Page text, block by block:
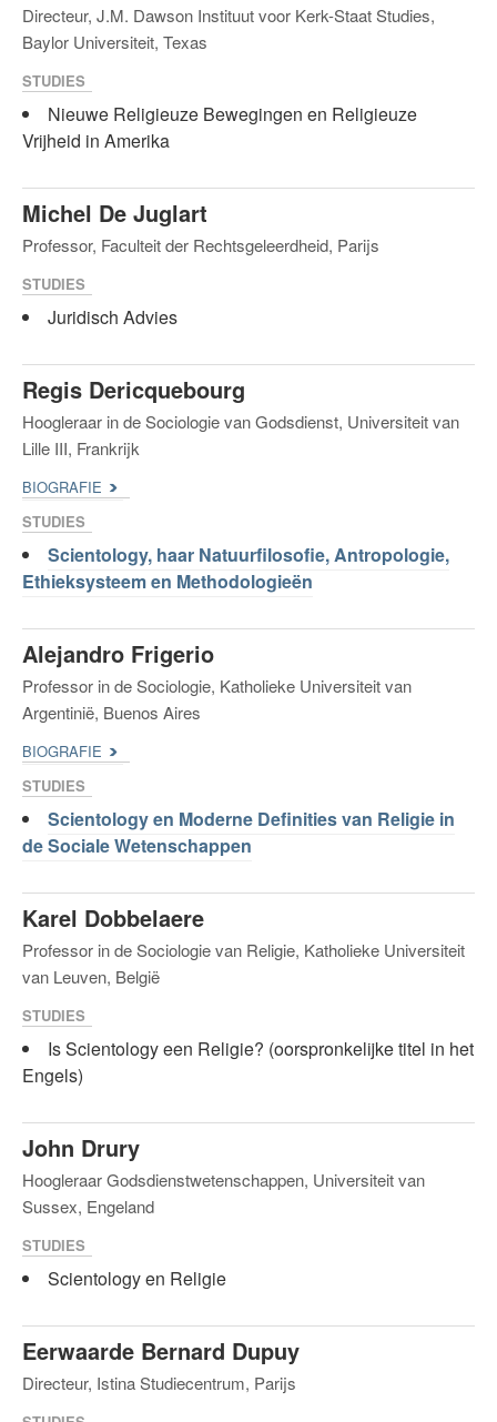
Directeur, J.M. Dawson Instituut voor Kerk-Staat Studies,
Baylor Universiteit, Texas
STUDIES
Nieuwe Religieuze Bewegingen en Religieuze
Vrijheid in Amerika
Michel De Juglart
Professor, Faculteit der Rechtsgeleerdheid, Parijs
STUDIES
Juridisch Advies
Regis Dericquebourg
Hoogleraar in de Sociologie van Godsdienst, Universiteit van
Lille III, Frankrijk
BIOGRAFIE
STUDIES
Scientology, haar Natuurfilosofie, Antropologie,
Ethieksysteem en Methodologieën
Alejandro Frigerio
Professor in de Sociologie, Katholieke Universiteit van
Argentinië, Buenos Aires
BIOGRAFIE
STUDIES
Scientology en Moderne Definities van Religie in
de Sociale Wetenschappen
Karel Dobbelaere
Professor in de Sociologie van Religie, Katholieke Universiteit
van Leuven, België
STUDIES
Is Scientology een Religie? (oorspronkelijke titel in het
Engels)
John Drury
Hoogleraar Godsdienstwetenschappen, Universiteit van
Sussex, Engeland
STUDIES
Scientology en Religie
Eerwaarde Bernard Dupuy
Directeur, Istina Studiecentrum, Parijs